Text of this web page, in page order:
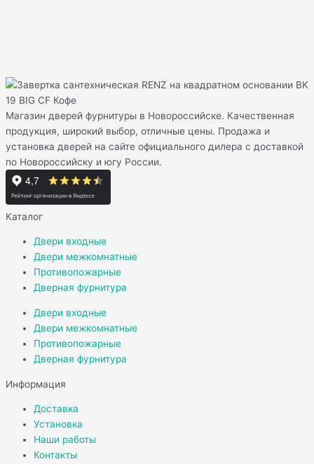
Магазин дверей фурнитуры в Новороссийске. Качественная
продукция, широкий выбор, отличные цены. Продажа и
установка дверей на сайте официального дилера с доставкой
по Новороссийску и югу России.
Каталог
Двери входные
Двери межкомнатные
Противопожарные
Дверная фурнитура
Двери входные
Двери межкомнатные
Противопожарные
Дверная фурнитура
Информация
Доставка
Установка
Наши работы
Контакты